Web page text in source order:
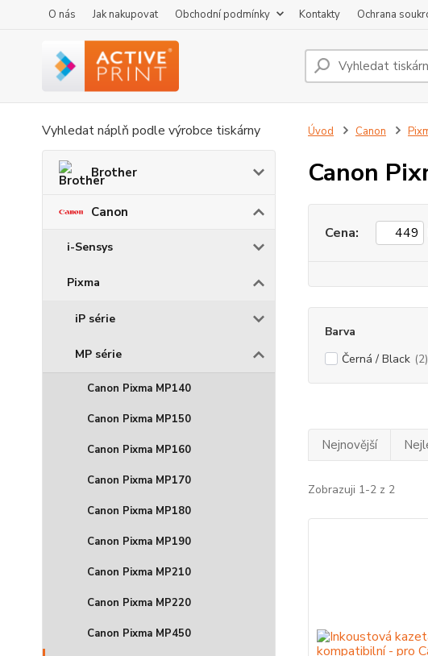
O nás Jak nakupovat Obchodní podmínky Kontakty Ochrana
Vyhledat náplň podle výrobce tiskárny
Brother
Canon
i-Sensys
Pixma
iP série
MP série
Canon Pixma MP140
Canon Pixma MP150
Canon Pixma MP160
Canon Pixma MP170
Canon Pixma MP180
Canon Pixma MP190
Canon Pixma MP210
Canon Pixma MP220
Canon Pixma MP450
Úvod Canon
Canon
Cena:
Barva
Černá / Black (2)
Nejnovější
Zobrazuji 1-2 z 2